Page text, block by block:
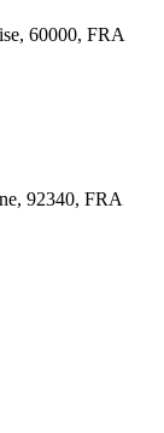
60000, FRA
92340, FRA